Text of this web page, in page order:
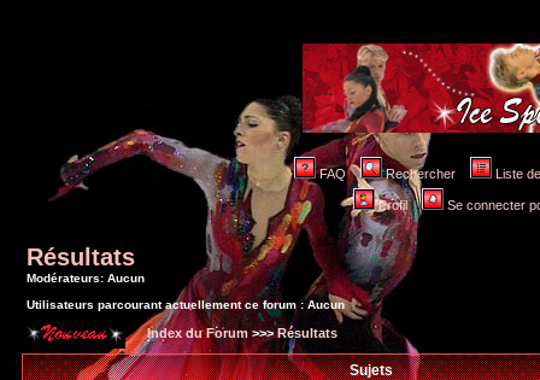
FAQ Rechercher Liste
Profil Se connecter
Résultats
Modérateurs: Aucun
Utilisateurs parcourant actuellement ce forum : Aucun
Index du Forum >>>Résultats
Sujets